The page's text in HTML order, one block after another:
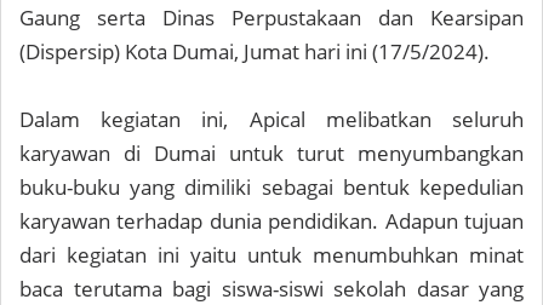
Gaung serta Dinas Perpustakaan dan Kearsipan
(Dispersip) Kota Dumai, Jumat hari ini (17/5/2024).
Dalam kegiatan ini, Apical melibatkan seluruh
karyawan di Dumai untuk turut menyumbangkan
buku-buku yang dimiliki sebagai bentuk kepedulian
karyawan terhadap dunia pendidikan. Adapun tujuan
dari kegiatan ini yaitu untuk menumbuhkan minat
baca terutama bagi siswa-siswi sekolah dasar yang